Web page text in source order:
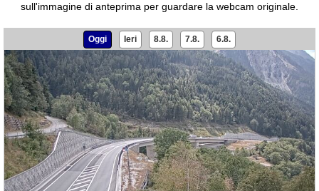
sull'immagine di anteprima per guardare la webcam originale.
Oggi Ieri 8.8. 7.8. 6.8.